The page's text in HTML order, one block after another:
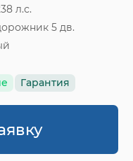
л.с.
5 дв.
Гарантия